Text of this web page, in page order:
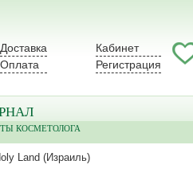
Доставка
Оплата
Кабинет
Регистрация
КОСМЕТОЛОГА
Land (Израиль)